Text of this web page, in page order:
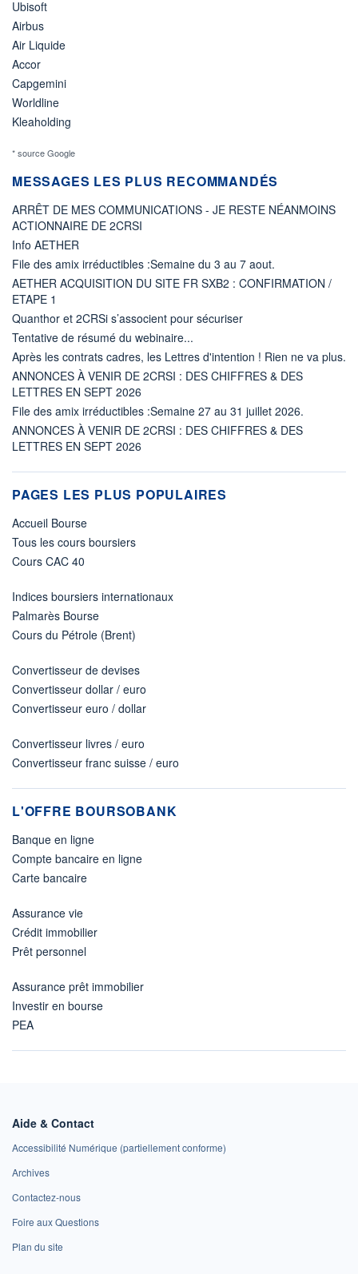
Ubisoft
Airbus
Air Liquide
Accor
Capgemini
Worldline
Kleaholding
* source Google
MESSAGES LES PLUS RECOMMANDÉS
ARRÊT DE MES COMMUNICATIONS - JE RESTE NÉANMOINS
ACTIONNAIRE DE 2CRSI
Info AETHER
File des amix irréductibles :Semaine du 3 au 7 aout.
AETHER ACQUISITION DU SITE FR SXB2 : CONFIRMATION /
ETAPE 1
Quanthor et 2CRSi s’associent pour sécuriser
Tentative de résumé du webinaire...
Après les contrats cadres, les Lettres d'intention ! Rien ne va plus.
ANNONCES À VENIR DE 2CRSI : DES CHIFFRES & DES
LETTRES EN SEPT 2026
File des amix irréductibles :Semaine 27 au 31 juillet 2026.
ANNONCES À VENIR DE 2CRSI : DES CHIFFRES & DES
LETTRES EN SEPT 2026
PAGES LES PLUS POPULAIRES
Accueil Bourse
Tous les cours boursiers
Cours CAC 40
Indices boursiers internationaux
Palmarès Bourse
Cours du Pétrole (Brent)
Convertisseur de devises
Convertisseur dollar / euro
Convertisseur euro / dollar
Convertisseur livres / euro
Convertisseur franc suisse / euro
L'OFFRE BOURSOBANK
Banque en ligne
Compte bancaire en ligne
Carte bancaire
Assurance vie
Crédit immobilier
Prêt personnel
Assurance prêt immobilier
Investir en bourse
PEA
Aide & Contact
Accessibilité Numérique (partiellement conforme)
Archives
Contactez-nous
Foire aux Questions
Plan du site